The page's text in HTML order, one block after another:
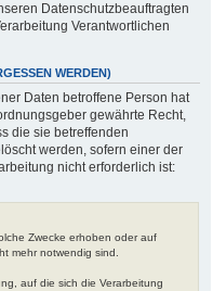
Datenschutzbeauftragten
Verantwortlichen
WERDEN)
Daten betroffene Person hat
gewährte Recht,
die sie betreffenden
werden, sofern einer der
nicht erforderlich ist:
Zwecke erhoben oder auf
mehr notwendig sind.
auf die sich die Verarbeitung